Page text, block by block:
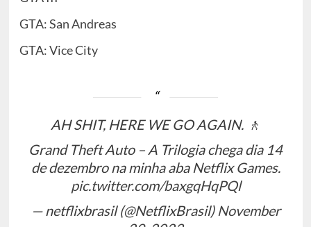
GTA: San Andreas
GTA: Vice City
AH SHIT, HERE WE GO AGAIN. 🚶
Grand Theft Auto – A Trilogia chega dia 14
de dezembro na minha aba Netflix Games.
pic.twitter.com/baxgqHqPQl
— netflixbrasil (@NetflixBrasil) November